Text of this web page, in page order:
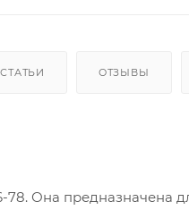
СТАТЬИ ОТЗЫВЫ
78. Она предназначена